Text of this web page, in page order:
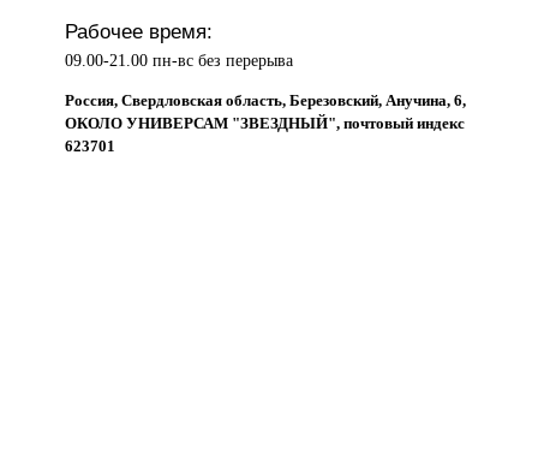
Рабочее время:
09.00-21.00 пн-вс без перерыва
Россия, Свердловская область, Березовский, Анучина, 6,
ОКОЛО УНИВЕРСАМ "ЗВЕЗДНЫЙ", почтовый индекс
623701